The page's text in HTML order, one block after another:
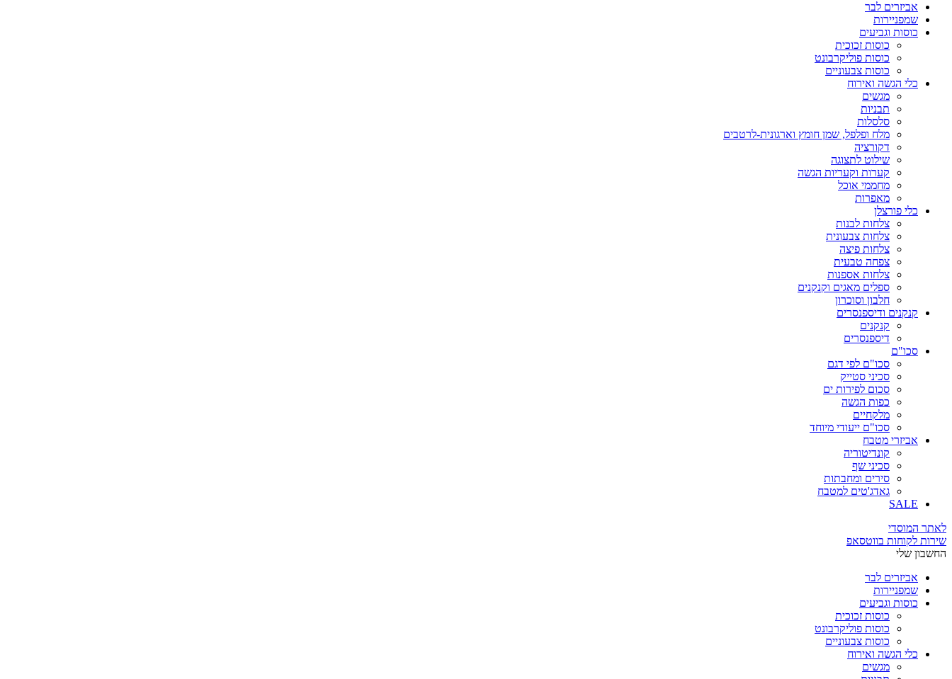
אביזרים לבר
שמפניירות
כוסות וגביעים
כוסות זכוכית
כוסות פוליקרבונט
כוסות צבעוניים
כלי הגשה ואירוח
מגשים
תבניות
סלסלות
מלח ופלפל, שמן חומץ וארגונית-לרטבים
דקורציה
שילוט לתצוגה
קערות וקעריות הגשה
מחממי אוכל
מאפרות
כלי פורצלן
צלחות לבנות
צלחות צבעונית
צלחות פיצה
צפחה טבעית
צלחות אספנות
ספלים מאגים וקנקנים
חלבון וסוכרון
קנקנים ודיספנסרים
קנקנים
דיספנסרים
סכו"ם
סכו"ם לפי דגם
סכיני סטייק
סכום לפירות ים
כפות הגשה
מלקחיים
סכו"ם ייעודי מיוחד
אביזרי מטבח
קונדיטוריה
סכיני שף
סירים ומחבתות
גאדג'טים למטבח
SALE
לאתר המוסדי
שירות לקוחות בווטסאפ
החשבון שלי
אביזרים לבר
שמפניירות
כוסות וגביעים
כוסות זכוכית
כוסות פוליקרבונט
כוסות צבעוניים
כלי הגשה ואירוח
מגשים